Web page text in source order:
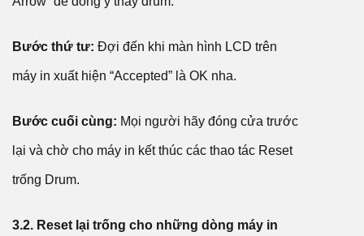
Bước thứ tư: Đợi đến khi màn hình LCD trên
máy in xuất hiện “Accepted” là OK nha.
Bước cuối cùng: Mọi người hãy đóng cửa trước
lại và chờ cho máy in kết thúc các thao tác Reset
trống Drum.
3.2. Reset lại trống cho những dòng máy in